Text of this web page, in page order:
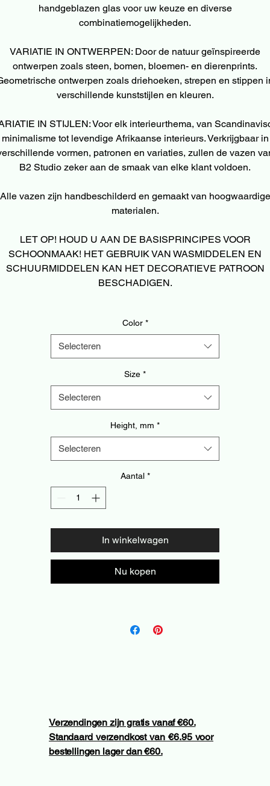
handgeblazen glas voor uw keuze en diverse
combinatiemogelijkheden.
VARIATIE IN ONTWERPEN: Door de natuur geïnspireerde
ontwerpen zoals steen, bomen, bloemen- en dierenprints.
ontwerpen zoals driehoeken, strepen en stippen
verschillende kunststijlen en kleuren.
IN STIJLEN: Voor elk interieurthema, van
minimalisme tot levendige Afrikaanse interieurs. Verkrijgbaar in
vormen, patronen en variaties, zullen de vazen
B2 Studio zeker aan de smaak van elke klant voldoen.
Alle vazen zijn handbeschilderd en gemaakt van hoogwaardige
materialen.
LET OP! HOUD U AAN DE BASISPRINCIPES VOOR
SCHOONMAAK! HET GEBRUIK VAN WASMIDDELEN EN
SCHUURMIDDELEN KAN HET DECORATIEVE PATROON
BESCHADIGEN.
Color *
Selecteren
Size *
Selecteren
Height, mm *
Selecteren
Aantal *
In winkelwagen
Nu kopen
Verzendingen zijn gratis vanaf €60.
Standaard verzendkost van €6.95 voor
bestellingen lager dan €60.